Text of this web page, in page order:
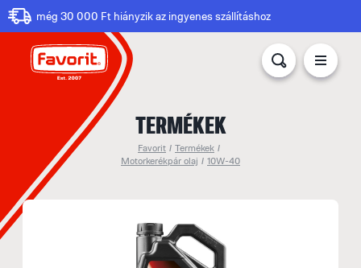
még 30 000 Ft hiányzik az ingyenes szállításhoz
TERMÉKEK
Favorit / Termékek /
Motorkerékpár olaj / 10W-40